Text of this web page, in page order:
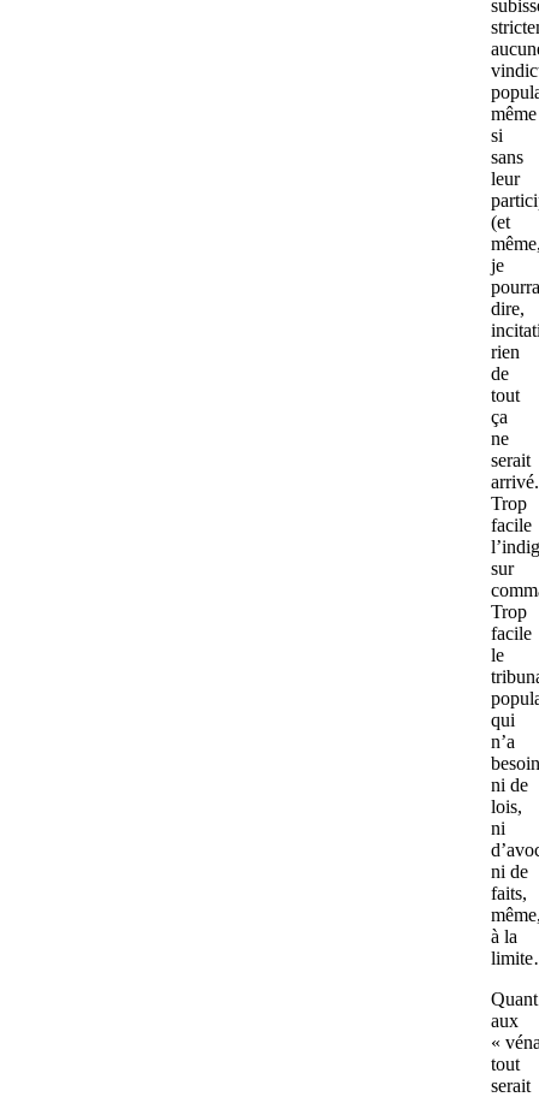
même
si
sans
leur
(et
je
dire,
rien
de
tout
ça
ne
serait
arrivé.
Trop
facile
sur
Trop
facile
le
qui
n’a
besoin
ni de
lois,
ni
ni de
faits,
à la
Quant
aux
«
tout
serait